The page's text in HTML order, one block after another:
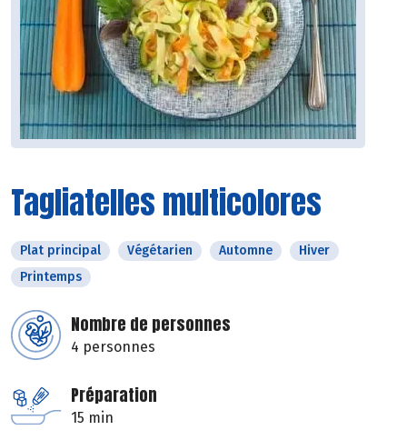
Tagliatelles multicolores
Plat principal Végétarien Automne
Hiver
Printemps
Nombre de personnes
4 personnes
Préparation
15 min